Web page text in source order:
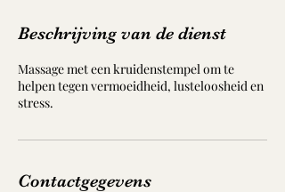
Beschrijving van de dienst
Massage met een kruidenstempel om te
helpen tegen vermoeidheid, lusteloosheid en
stress.
Contactgegevens